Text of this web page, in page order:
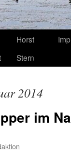
Horst
Stern
2014
im